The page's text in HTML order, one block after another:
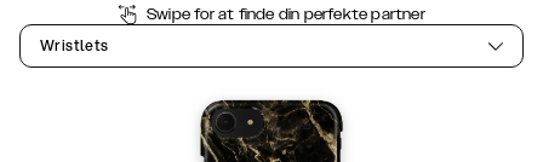
Swipe for at finde din perfekte partner
Wristlets